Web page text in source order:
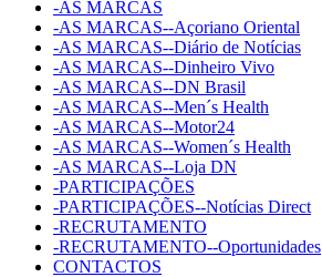
-AS MARCAS
-AS MARCAS--Açoriano Oriental
-AS MARCAS--Diário de Notícias
-AS MARCAS--Dinheiro Vivo
-AS MARCAS--DN Brasil
-AS MARCAS--Men´s Health
-AS MARCAS--Motor24
-AS MARCAS--Women´s Health
-AS MARCAS--Loja DN
-PARTICIPAÇÕES
-PARTICIPAÇÕES--Notícias Direct
-RECRUTAMENTO
-RECRUTAMENTO--Oportunidades
CONTACTOS